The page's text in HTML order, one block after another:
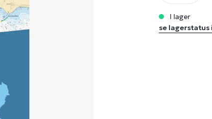
i lager
se lagerstatus